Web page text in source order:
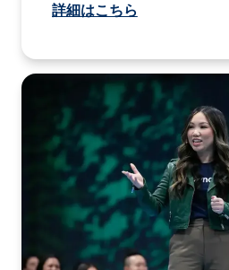
詳細はこちら